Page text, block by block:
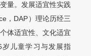
量。发展适宜性实践
，DAP）理论历经三
体适宜性、文化适宜
儿童学习与发展指